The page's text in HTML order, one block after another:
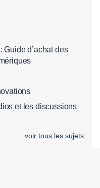
Guide d’achat des
et les discussions
voir tous les sujets